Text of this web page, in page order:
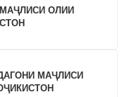
ОЛИИ
МАҶЛИСИ